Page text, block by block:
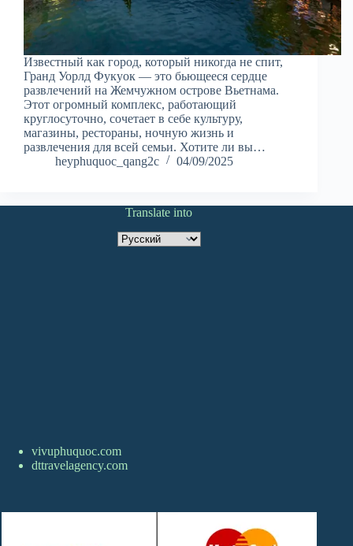
Известный как город, который никогда не спит,
Гранд Уорлд Фукуок — это бьющееся сердце
развлечений на Жемчужном острове Вьетнама.
Этот огромный комплекс, работающий
круглосуточно, сочетает в себе культуру,
магазины, рестораны, ночную жизнь и
развлечения для всей семьи. Хотите ли вы…
heyphuquoc_qang2c
04/09/2025
Translate into
Translate
into
vivuphuquoc.com
dttravelagency.com